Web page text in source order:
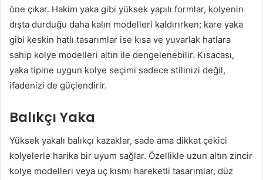
öne çıkar. Hakim yaka gibi yüksek yapılı formlar, kolyenin
dışta durduğu daha kalın modelleri kaldırırken; kare yaka
gibi keskin hatlı tasarımlar ise kısa ve yuvarlak hatlara
sahip kolye modelleri altın ile dengelenebilir. Kısacası,
yaka tipine uygun kolye seçimi sadece stilinizi değil,
ifadenizi de güçlendirir.
Balıkçı Yaka
Yüksek yakalı balıkçı kazaklar, sade ama dikkat çekici
kolyelerle harika bir uyum sağlar. Özellikle uzun altın zincir
kolye modelleri veya uç kısmı hareketli tasarımlar, düz